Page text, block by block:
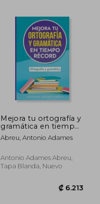
₡
Mejora tu ortografía y
gramática en tiempo
récord
Abreu, Antonio Adames
Antonio Adames Abreu,
Tapa Blanda, Nuevo